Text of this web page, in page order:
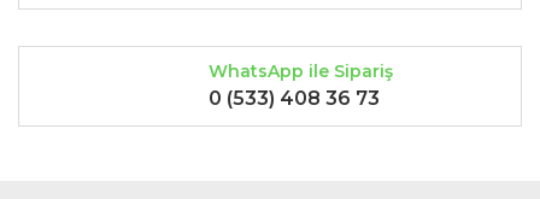
WhatsApp ile Sipariş
0 (533) 408 36 73